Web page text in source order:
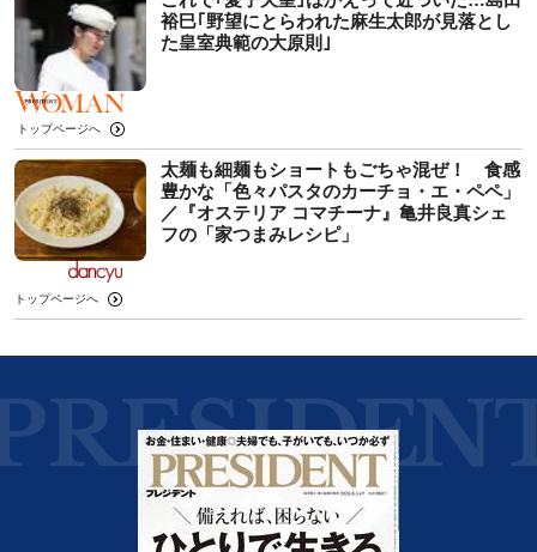
裕巳｢野望にとらわれた麻生太郎が見落とし
た皇室典範の大原則｣
トップページへ
太麺も細麺もショートもごちゃ混ぜ！ 食感
豊かな「色々パスタのカーチョ・エ・ペペ」
／『オステリア コマチーナ』亀井良真シェ
フの「家つまみレシピ」
トップページへ